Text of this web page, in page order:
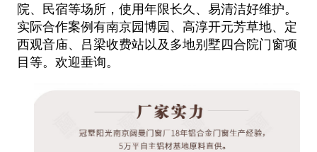
院、民宿等场所，使用年限长久、易清洁好维护。
实际合作案例有南京园博园、高淳开元芳草地、定
西观音庙、吕梁收费站以及多地别墅四合院门窗项
目等。 欢迎垂询。